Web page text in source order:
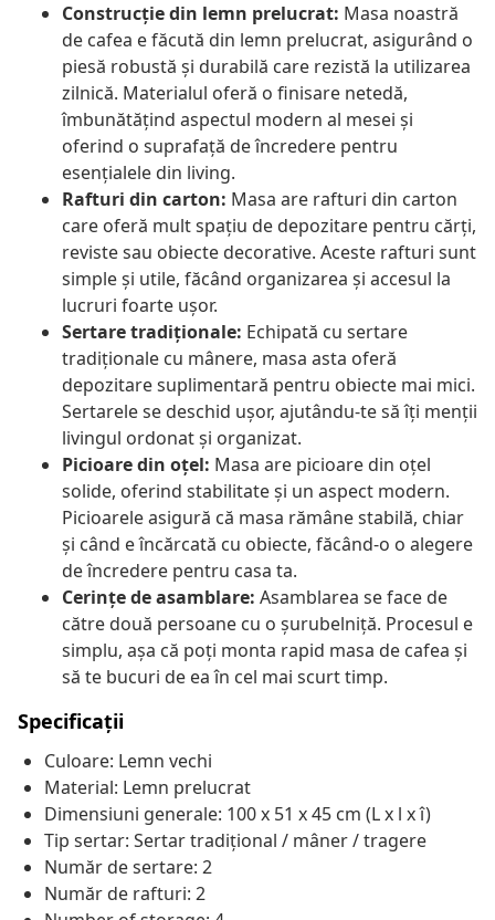
Construcție din lemn prelucrat: Masa noastră
de cafea e făcută din lemn prelucrat, asigurând o
piesă robustă și durabilă care rezistă la utilizarea
zilnică. Materialul oferă o finisare netedă,
îmbunătățind aspectul modern al mesei și
oferind o suprafață de încredere pentru
esențialele din living.
Rafturi din carton: Masa are rafturi din carton
care oferă mult spațiu de depozitare pentru cărți,
reviste sau obiecte decorative. Aceste rafturi sunt
simple și utile, făcând organizarea și accesul la
lucruri foarte ușor.
Sertare tradiționale: Echipată cu sertare
tradiționale cu mânere, masa asta oferă
depozitare suplimentară pentru obiecte mai mici.
Sertarele se deschid ușor, ajutându-te să îți menții
livingul ordonat și organizat.
Picioare din oțel: Masa are picioare din oțel
solide, oferind stabilitate și un aspect modern.
Picioarele asigură că masa rămâne stabilă, chiar
și când e încărcată cu obiecte, făcând-o o alegere
de încredere pentru casa ta.
Cerințe de asamblare: Asamblarea se face de
către două persoane cu o șurubelniță. Procesul e
simplu, așa că poți monta rapid masa de cafea și
să te bucuri de ea în cel mai scurt timp.
Specificații
Culoare: Lemn vechi
Material: Lemn prelucrat
Dimensiuni generale: 100 x 51 x 45 cm (L x l x î)
Tip sertar: Sertar tradițional / mâner / tragere
Număr de sertare: 2
Număr de rafturi: 2